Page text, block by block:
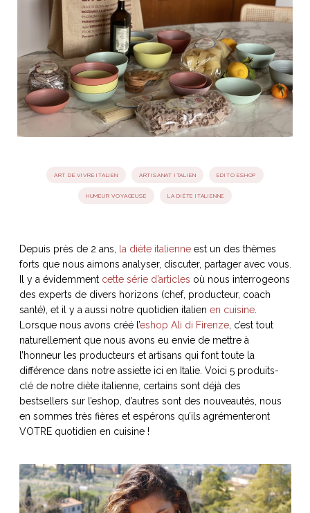
ITALIEN
SUBLIME ! LE DÉCOR ITALIEN
LIRE
Lucia
Les cuirs de
Burano, la palette
de tous les
superlatifs
AND I
journal
WEBSERIE
Dolce Follia
ART DE VIVRE ITALIEN ARTISANAT ITALIEN EDITO ESHOP
HUMEUR VOYAGEUSE LA DIÈTE ITALIENNE
Depuis près de 2 ans, la diète italienneest un des thèmes
forts que nous aimons analyser, discuter, partager avec vous.
Il y a évidemment cette série d’articles où nous interrogeons
des experts de divers horizons (chef, producteur, coach
santé), et il y a aussi notre quotidien italien en cuisine.
Lorsque nous avons créé l’eshop Ali di Firenze, c’est tout
naturellement que nous avons eu envie de mettre à
l’honneur les producteurs et artisans qui font toute la
différence dans notre assiette ici en Italie. Voici 5 produits-
clé de notre diète italienne, certains sont déjà des
bestsellers sur l’eshop, d’autres sont des nouveautés, nous
en sommes très fières et espérons qu’ils agrémenteront
VOTRE quotidien en cuisine !